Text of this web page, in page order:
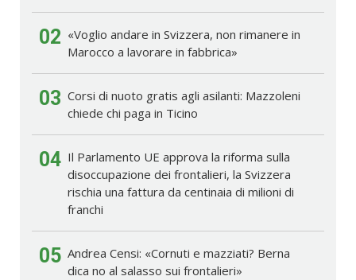
02 «Voglio andare in Svizzera, non rimanere in
Marocco a lavorare in fabbrica»
03 Corsi di nuoto gratis agli asilanti: Mazzoleni
chiede chi paga in Ticino
04 Il Parlamento UE approva la riforma sulla
disoccupazione dei frontalieri, la Svizzera
rischia una fattura da centinaia di milioni di
franchi
05 Andrea Censi: «Cornuti e mazziati? Berna
dica no al salasso sui frontalieri»